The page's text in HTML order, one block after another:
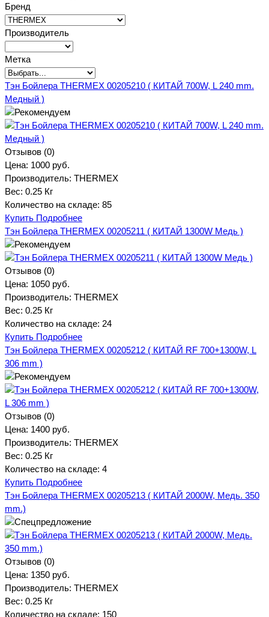
Бренд
Производитель
Метка
Тэн Бойлера THERMEX 00205210 ( КИТАЙ 700W, L 240 mm.
Медный )
Отзывов (0)
Цена: 1000 руб.
Производитель: THERMEX
Вес: 0.25 Кг
Количество на складе: 85
Купить Подробнее
Тэн Бойлера THERMEX 00205211 ( КИТАЙ 1300W Медь )
Отзывов (0)
Цена: 1050 руб.
Производитель: THERMEX
Вес: 0.25 Кг
Количество на складе: 24
Купить Подробнее
Тэн Бойлера THERMEX 00205212 ( КИТАЙ RF 700+1300W, L
306 mm )
Отзывов (0)
Цена: 1400 руб.
Производитель: THERMEX
Вес: 0.25 Кг
Количество на складе: 4
Купить Подробнее
Тэн Бойлера THERMEX 00205213 ( КИТАЙ 2000W, Медь. 350
mm.)
Отзывов (0)
Цена: 1350 руб.
Производитель: THERMEX
Вес: 0.25 Кг
Количество на складе: 150